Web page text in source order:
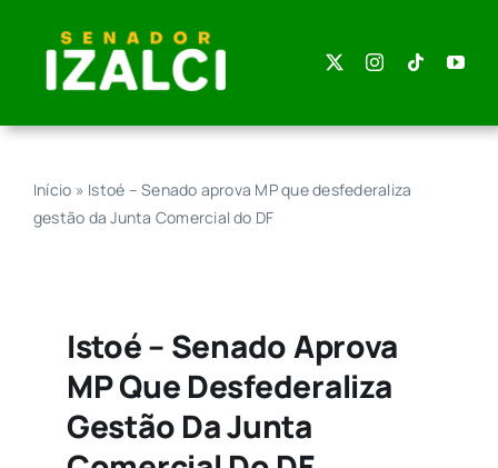
content
Início » Istoé – Senado aprova MP que desfederaliza
gestão da Junta Comercial do DF
Istoé – Senado Aprova
MP Que Desfederaliza
Gestão Da Junta